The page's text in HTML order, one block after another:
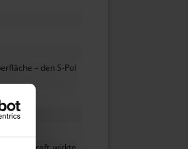
– den S-Pol